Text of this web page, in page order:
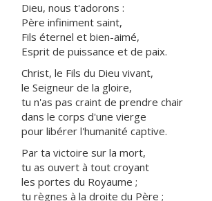
Dieu, nous t'adorons :
Père infiniment saint,
Fils éternel et bien-aimé,
Esprit de puissance et de paix.
Christ, le Fils du Dieu vivant,
le Seigneur de la gloire,
tu n'as pas craint de prendre chair
dans le corps d'une vierge
pour libérer l'humanité captive.
Par ta victoire sur la mort,
tu as ouvert à tout croyant
les portes du Royaume ;
tu règnes à la droite du Père ;